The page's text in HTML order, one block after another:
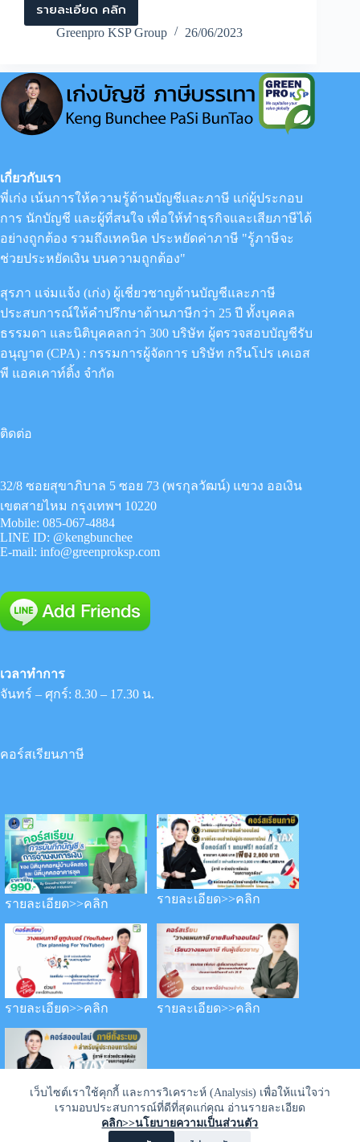
เว็บไซต์เราใช้คุกกี้ และการวิเคราะห์ (Analysis) เพื่อให้แน่ใจว่า
เรามอบประสบการณ์ที่ดีที่สุดแก่คุณ อ่านรายละเอียด
คลิก>>นโยบายความเป็นส่วนตัว
รายละเอียด คลิก
ธุรกิจ
จะ
รอด
ผู้
ประกอบ
การ
มี
ความ
จุด
คุ้ม
ทุน
Greenpro KSP Group 26/06/2023
เกี่ยวกับเรา
พี่เก่ง เน้นการให้ความรู้ด้านบัญชีและภาษี แก่ผู้ประกอบ
การ นักบัญชี และผู้ที่สนใจ เพื่อให้ทำธุรกิจและเสียภาษีได้
อย่างถูกต้อง รวมถึงเทคนิค ประหยัดค่าภาษี "รู้ภาษีจะ
ช่วยประหยัดเงิน บนความถูกต้อง"
สุรภา แจ่มแจ้ง (เก่ง) ผู้เชี่ยวชาญด้านบัญชีและภาษี
ประสบการณ์ให้คำปรึกษาด้านภาษีกว่า 25 ปี ทั้งบุคคล
ธรรมดา และนิติบุคคลกว่า 300 บริษัท ผู้ตรวจสอบบัญชีรับ
อนุญาต (CPA) : กรรมการผู้จัดการ บริษัท กรีนโปร เคเอส
พี แอคเคาท์ติ้ง จำกัด
ติดต่อ
32/8 ซอยสุขาภิบาล 5 ซอย 73 (พรกุลวัฒน์) แขวง ออเงิน
เขตสายไหม กรุงเทพฯ 10220
Mobile: 085-067-4884
LINE ID: @kengbunchee
E-mail: info@greenproksp.com
เวลาทำการ
จันทร์ – ศุกร์: 8.30 – 17.30 น.
คอร์สเรียนภาษี
รายละเอียด>>คลิก รายละเอียด>>คลิก
รายละเอียด>>คลิก รายละเอียด>>คลิก
รายละเอียด>>คลิก